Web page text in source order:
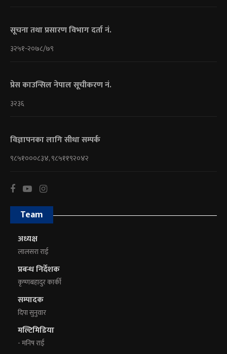
सूचना तथा प्रसारण विभाग दर्ता नं.
३२५१-२०७८/७९
प्रेस काउन्सिल नेपाल सूचीकरण नं.
३२३६
विज्ञापनका लागि सीधा सम्पर्क
९८५१०००८३४, ९८५११९२०४२
Team
अध्यक्ष
लालसरा राई
प्रबन्ध निर्देशक
कृष्णबहादुर कार्की
सम्पादक
दिपा सुनुवार
मल्टिमिडिया
- मनिष राई